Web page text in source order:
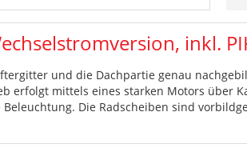
inkl.
und die Dachpartie genau
erfolgt mittels eines starken Motors über
Die Radscheiben sind